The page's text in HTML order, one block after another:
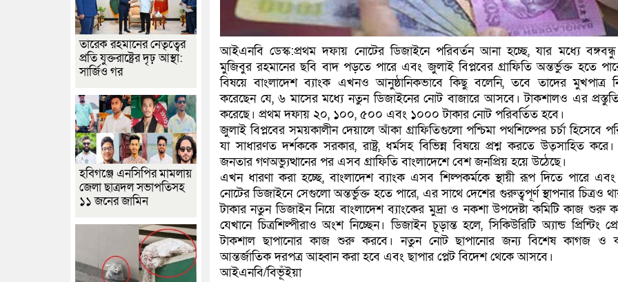
আইএনবি ডেস্ক:প্রথম দফায় নোটের ডিজাইনে পরিবর্তন আনা হচ্ছে, যার মধ্যে
মুজিবুর রহমানের ছবি বাদ পড়তে পারে এবং জুলাই বিপ্লবের গ্রাফিতি অন্তর্ভুক্ত হতে
বিষয়ে বাংলাদেশ ব্যাংক এখনও আনুষ্ঠানিকভাবে কিছু বলেনি, তবে তাদের মুখপাত্র
করেছেন যে, ৬ মাসের মধ্যে নতুন ডিজাইনের নোট বাজারে আসবে। টাকশালও এর
করেছে। প্রথম দফায় ২০, ১০০, ৫০০ এবং ১০০০ টাকার নোট পরিবর্তিত হবে।
জুলাই বিপ্লবের সময়কালীন দেয়ালে আঁকা গ্রাফিতিগুলো পশ্চিমা পথশিল্পের চর্চা হিসেবে
যা সাধারণত দর্শককে সরকার, রাষ্ট্র, ধর্মসহ বিভিন্ন বিষয়ে প্রশ্ন করতে উত্সাহিত করে।
জনতার গণঅভ্যুত্থানের পর এসব গ্রাফিতি বাংলাদেশে বেশ জনপ্রিয় হয়ে উঠেছে।
এখন ধারণা করা হচ্ছে, বাংলাদেশ ব্যাংক এসব শিল্পকর্মকে স্থায়ী রূপ দিতে পারে
নোটের ডিজাইনে সেগুলো অন্তর্ভুক্ত হতে পারে, এর সাথে দেশের গুরুত্বপূর্ণ স্থাপনার চিত্রও
টাকার নতুন ডিজাইন নিয়ে বাংলাদেশ ব্যাংকের মুদ্রা ও নকশা উপদেষ্টা কমিটি কাজ শুরু
যেখানে চিত্রশিল্পীরাও অংশ নিচ্ছেন। ডিজাইন চূড়ান্ত হলে, সিকিউরিটি অ্যান্ড প্রিন্টিং
টাকশাল ছাপানোর কাজ শুরু করবে। নতুন নোট ছাপানোর জন্য বিশেষ কাগজ ও
আন্তর্জাতিক দরপত্র আহ্বান করা হবে এবং ছাপার প্লেট বিদেশ থেকে আসবে।
আইএনবি/বিভূঁইয়া
তারেক রহমানের নেতৃত্বের
প্রতি যুক্তরাষ্ট্রের দৃঢ় আস্থা:
সার্জিও গর
হবিগঞ্জে এনসিপির মামলায়
জেলা ছাত্রদল সভাপতিসহ
১১ জনের জামিন